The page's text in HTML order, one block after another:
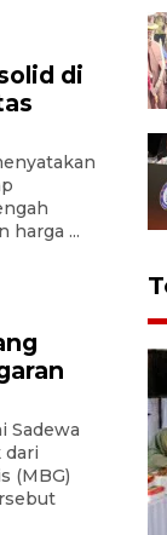
di
harga ...
Sadewa
dari
(MBG)